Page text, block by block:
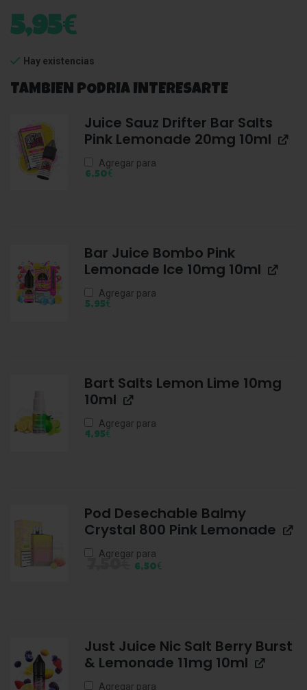
5,95€
Hay existencias
TAMBIEN PODRIA INTERESARTE
Juice Sauz Drifter Bar Salts
Pink Lemonade 20mg 10ml
Agregar para
6,50€
Bar Juice Bombo Pink
Lemonade Ice 10mg 10ml
Agregar para
5,95€
Bart Salts Lemon Lime 10mg
10ml
Agregar para
4,95€
Pod Desechable Balmy
Crystal 800 Pink Lemonade
Agregar para
€ 6,50€
Just Juice Nic Salt Berry Burst
& Lemonade 11mg 10ml
Agregar para